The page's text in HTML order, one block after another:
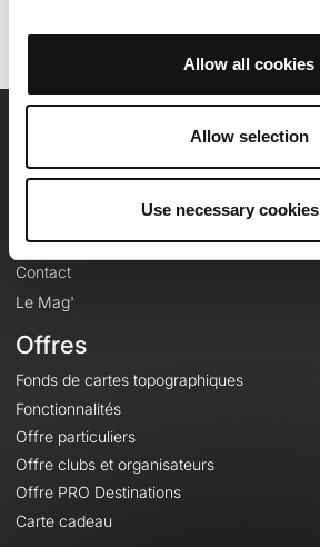
Allow all cookies
Allow selection
Use necessary
Equipe
À propos
Contact
Le Mag'
Offres
Fonds de cartes topographiques
Fonctionnalités
Offre particuliers
Offre clubs et organisateurs
Offre PRO Destinations
Carte cadeau